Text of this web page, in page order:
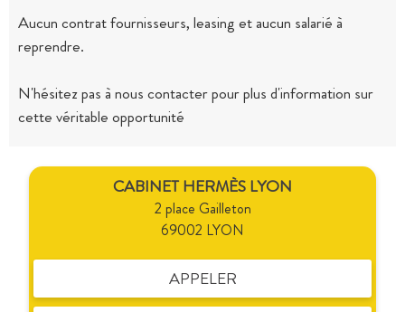
Aucun contrat fournisseurs, leasing et aucun salarié à
reprendre.
N'hésitez pas à nous contacter pour plus d'information sur
cette véritable opportunité
CABINET HERMÈS LYON
2 place Gailleton
69002 LYON
APPELER